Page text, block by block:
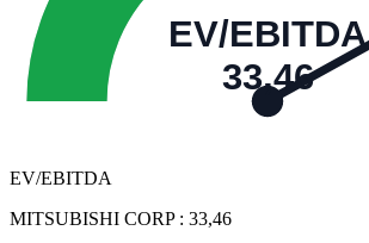
EV/EBITDA
33,46
EV/EBITDA
MITSUBISHI CORP : 33,46